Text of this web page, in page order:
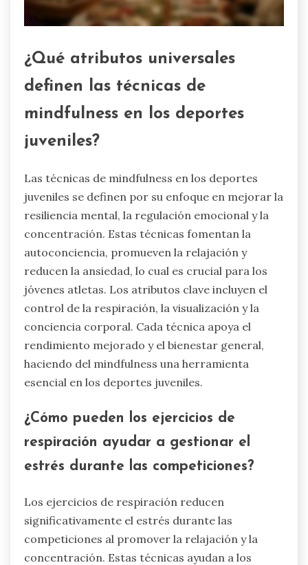
¿Qué atributos universales
definen las técnicas de
mindfulness en los deportes
juveniles?
Las técnicas de mindfulness en los deportes
juveniles se definen por su enfoque en mejorar la
resiliencia mental, la regulación emocional y la
concentración. Estas técnicas fomentan la
autoconciencia, promueven la relajación y
reducen la ansiedad, lo cual es crucial para los
jóvenes atletas. Los atributos clave incluyen el
control de la respiración, la visualización y la
conciencia corporal. Cada técnica apoya el
rendimiento mejorado y el bienestar general,
haciendo del mindfulness una herramienta
esencial en los deportes juveniles.
¿Cómo pueden los ejercicios de
respiración ayudar a gestionar el
estrés durante las competiciones?
Los ejercicios de respiración reducen
significativamente el estrés durante las
competiciones al promover la relajación y la
concentración. Estas técnicas ayudan a los